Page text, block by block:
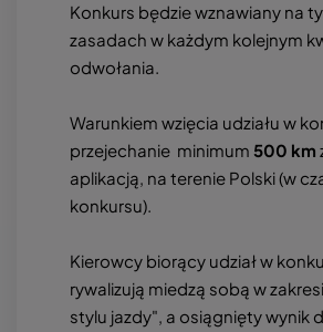
Konkurs będzie wznawiany na
zasadach w każdym kolejnym
odwołania.
Warunkiem wzięcia udziału w
przejechanie minimum 500 km
aplikacją, na terenie Polski (w
konkursu).
Kierowcy biorący udział w
rywalizują miedzą sobą w
stylu jazdy", a osiągnięty wynik